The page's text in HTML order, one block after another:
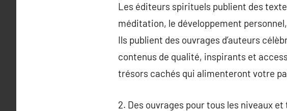
Les éditeurs spirituels publient des
méditation, le développement
Ils publient des ouvrages d’auteurs
contenus de qualité, inspirants et
trésors cachés qui alimenteront votre
2. Des ouvrages pour tous les niveaux